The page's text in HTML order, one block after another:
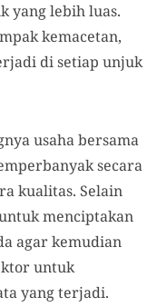
yang lebih luas.
kemacetan,
di setiap unjuk
usaha bersama
secara
kualitas. Selain
menciptakan
agar kemudian
untuk
yang terjadi.